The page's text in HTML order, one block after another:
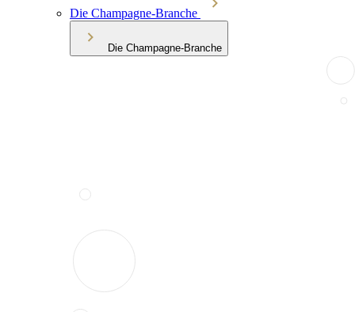
Die Champagne-Branche
Die Champagne-Branche